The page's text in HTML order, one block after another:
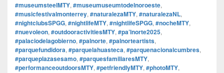
#museumsteelMTY, #museumuseumtodelnoroeste,
#musicfestivalmonterrey, #naturalezaMTY, #naturalezaNL,
#nightclubsSPGG, #nightlifeMTY, #nightlifeSPGG, #nocheMTY,
#nuevoleon, #outdooractivitiesMTY, #pa’lnorte2025,
#palaciodelagobierno, #palnorte, #palnorteartists,
#parquefundidora, #parquelahuasteca, #parquenacionalcumbres,
#parqueplazasesamo, #parquesfamiliaresMTY,
#performanceoutdoorsMTY, #petfriendlyMTY, #photoMTY,